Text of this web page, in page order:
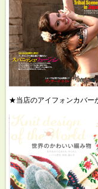
★当店のアイフォンカバー